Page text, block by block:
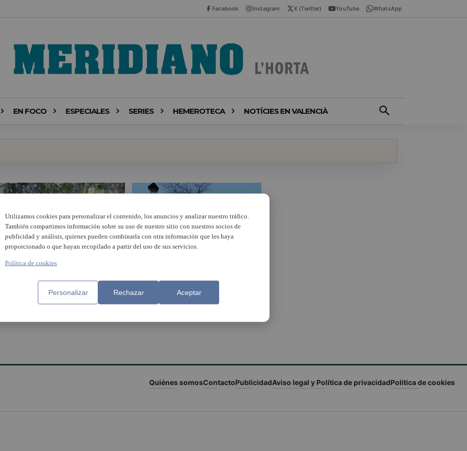
Facebook Instagram X (Twitter) YouTube WhatsApp
EN FOCO ESPECIALES SERIES HEMEROTECA NOTÍCIES EN VALENCIÀ
Una navidad de ensueño en tu
comercio local de Puçol: ¡el 16 y
el 17 de diciembre, ven a la feria!
Burjassot celebra la I Feria de
Navidad en el antiguo Mercado
Municipal
Quiénes somosContactoPublicidadAviso legal y Política de privacidadPolítica de cookies
Utilizamos cookies para personalizar el contenido, los anuncios y analizar nuestro tráfico.
También compartimos información sobre su uso de nuestro sitio con nuestros socios de
publicidad y análisis, quienes pueden combinarla con otra información que les haya
proporcionado o que hayan recopilado a partir del uso de sus servicios.
Política de cookies
Personalizar Rechazar Aceptar